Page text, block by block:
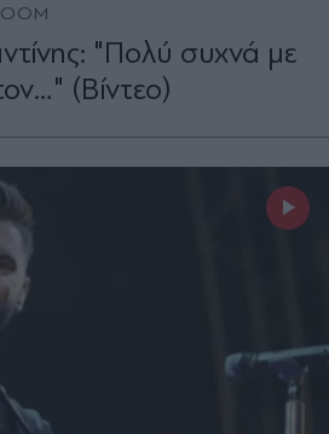
"Πολύ συχνά με
(Βίντεο)